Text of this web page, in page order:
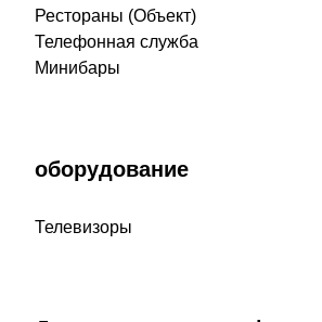
Рестораны (Объект)
Телефонная служба
Минибары
оборудование
Телевизоры